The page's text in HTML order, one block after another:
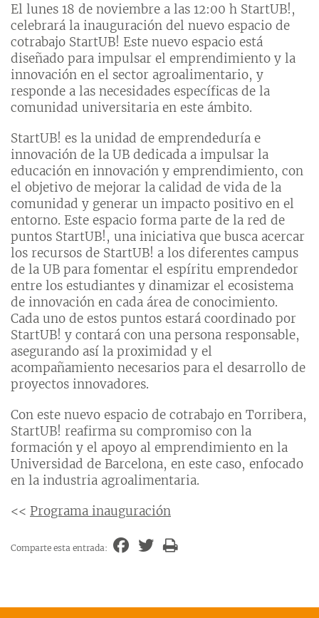
El lunes 18 de noviembre a las 12:00 h StartUB!,
celebrará la inauguración del nuevo espacio de
cotrabajo StartUB! Este nuevo espacio está
diseñado para impulsar el emprendimiento y la
innovación en el sector agroalimentario, y
responde a las necesidades específicas de la
comunidad universitaria en este ámbito.
StartUB! es la unidad de emprendeduría e
innovación de la UB dedicada a impulsar la
educación en innovación y emprendimiento, con
el objetivo de mejorar la calidad de vida de la
comunidad y generar un impacto positivo en el
entorno. Este espacio forma parte de la red de
puntos StartUB!, una iniciativa que busca acercar
los recursos de StartUB! a los diferentes campus
de la UB para fomentar el espíritu emprendedor
entre los estudiantes y dinamizar el ecosistema
de innovación en cada área de conocimiento.
Cada uno de estos puntos estará coordinado por
StartUB! y contará con una persona responsable,
asegurando así la proximidad y el
acompañamiento necesarios para el desarrollo de
proyectos innovadores.
Con este nuevo espacio de cotrabajo en Torribera,
StartUB! reafirma su compromiso con la
formación y el apoyo al emprendimiento en la
Universidad de Barcelona, ​​en este caso, enfocado
en la industria agroalimentaria.
<< Programa inauguración
Comparte esta entrada: